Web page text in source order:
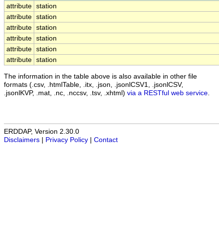
attribute station
attribute station
attribute station
attribute station
attribute station
attribute station
The information in the table above is also available in other file
formats (.csv, .htmlTable, .itx, .json, .jsonlCSV1, .jsonlCSV,
.jsonlKVP, .mat, .nc, .nccsv, .tsv, .xhtml) via a RESTful web service
ERDDAP, Version 2.30.0
Disclaimers
Privacy Policy Contact